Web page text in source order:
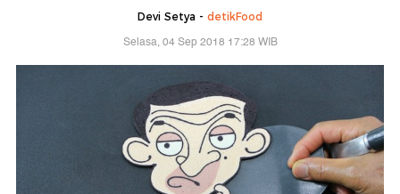
Devi Setya - detikFood
Selasa, 04 Sep 2018 17:28 WIB